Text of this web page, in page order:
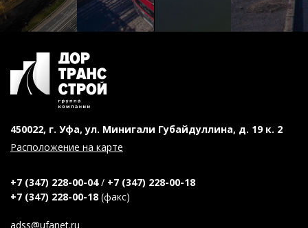
450022, г. Уфа, ул. Минигали Губайдуллина, д. 19 к. 2
Расположение на карте
+7 (347) 228-00-04/ +7 (347) 228-00-18
+7 (347) 228-00-18 (факс)
adss@ufanet.ru